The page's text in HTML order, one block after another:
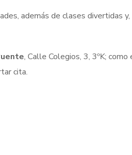
además de clases divertidas
, Calle Colegios, 3, 3ºK; como
cita.